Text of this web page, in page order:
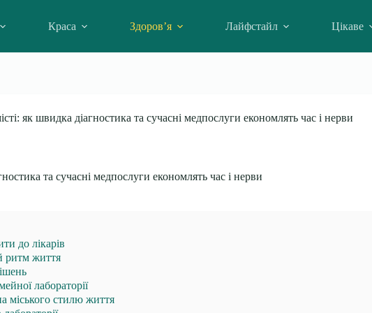
Краса Здоров’я Лайфстайл Цікаве
як швидка діагностика та сучасні медпослуги економлять час і нерви
та сучасні медпослуги економлять час і нерви
до лікарів
ритм життя
лабораторії
міського стилю життя